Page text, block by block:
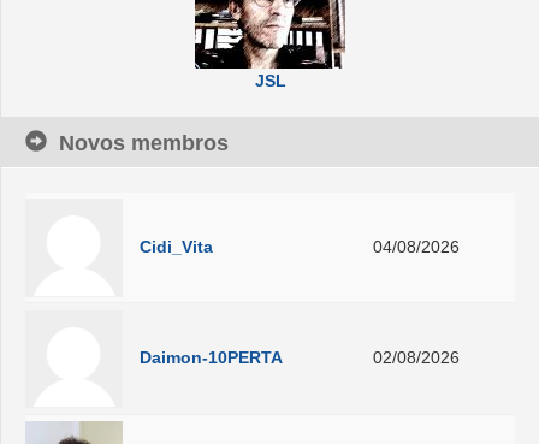
JSL
Novos membros
Cidi_Vita 04/08/2026
Daimon-10PERTA 02/08/2026